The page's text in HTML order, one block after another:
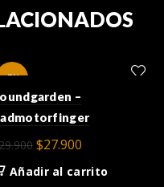
-7%
–
El
precio
$27.900
precio
Añadir al carrito